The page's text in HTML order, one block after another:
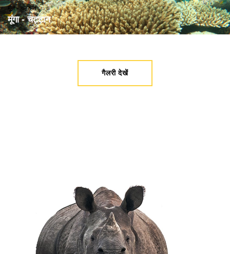
मूंगा - चट्टान
मूंगा - चट्टान
गैलरी देखें